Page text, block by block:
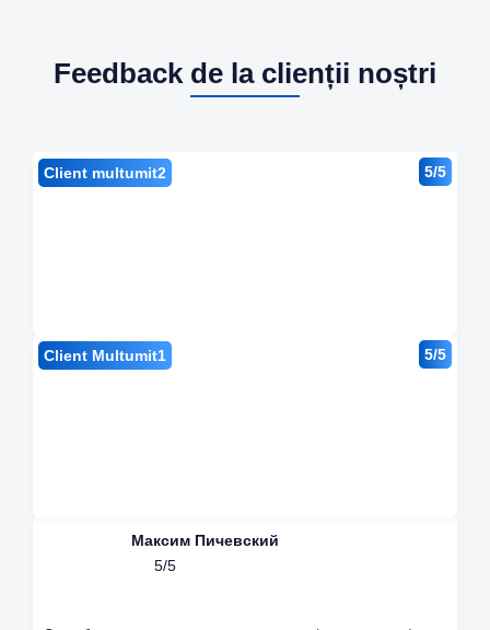
Feedback de la clienții noștri
Client multumit2 5/5
Client Multumit1 5/5
Максим Пичевский
5/5